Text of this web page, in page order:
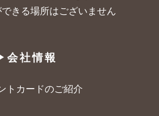
きる場所はございません
会社情報
トカードのご紹介